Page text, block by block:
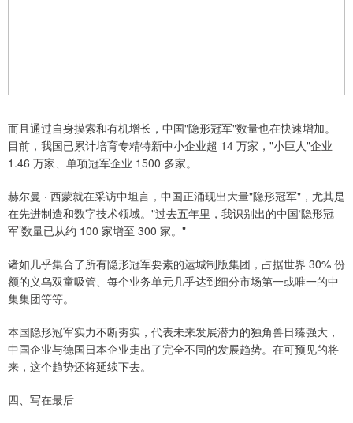
而且通过自身摸索和有机增长，中国"隐形冠军"数量也在快速增加。
目前，我国已累计培育专精特新中小企业超 14 万家，"小巨人"企业
1.46 万家、单项冠军企业 1500 多家。
赫尔曼 · 西蒙就在采访中坦言，中国正涌现出大量"隐形冠军"，尤其是
在先进制造和数字技术领域。"过去五年里，我识别出的中国‘隐形冠
军’数量已从约 100 家增至 300 家。"
诸如几乎集合了所有隐形冠军要素的运城制版集团，占据世界 30% 份
额的义乌双童吸管、每个业务单元几乎达到细分市场第一或唯一的中
集集团等等。
本国隐形冠军实力不断夯实，代表未来发展潜力的独角兽日臻强大，
中国企业与德国日本企业走出了完全不同的发展趋势。在可预见的将
来，这个趋势还将延续下去。
四、写在最后